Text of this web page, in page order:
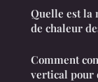
Quelle est la
de chaleur
Comment
vertical pour